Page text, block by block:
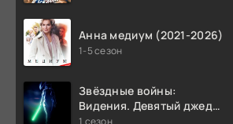
Анна медиум (2021-2026)
1-5 сезон
Звёздные войны:
Видения. Девятый джедай
(2026)
1 сезон